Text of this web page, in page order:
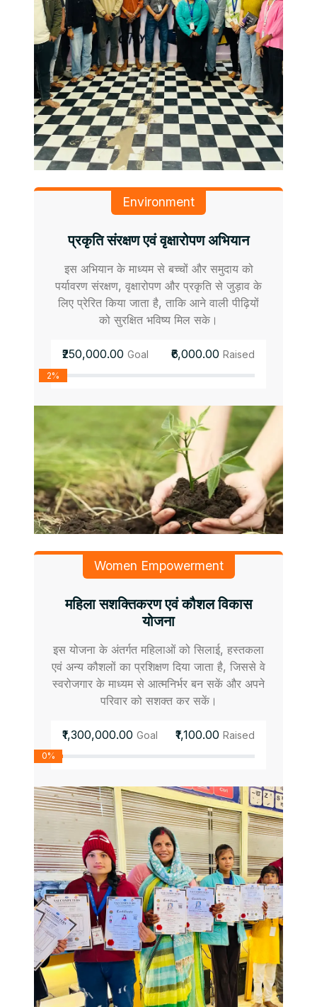
Environment
प्रकृति संरक्षण एवं वृक्षारोपण अभियान
इस अभियान के माध्यम से बच्चों और समुदाय को
पर्यावरण संरक्षण, वृक्षारोपण और प्रकृति से जुड़ाव के
लिए प्रेरित किया जाता है, ताकि आने वाली पीढ़ियों
को सुरक्षित भविष्य मिल सके।
₹250,000.00 Goal ₹6,000.00 Raised
2%
Women Empowerment
महिला सशक्तिकरण एवं कौशल विकास
योजना
इस योजना के अंतर्गत महिलाओं को सिलाई, हस्तकला
एवं अन्य कौशलों का प्रशिक्षण दिया जाता है, जिससे वे
स्वरोजगार के माध्यम से आत्मनिर्भर बन सकें और अपने
परिवार को सशक्त कर सकें।
₹1,300,000.00 Goal ₹1,100.00 Raised
0%